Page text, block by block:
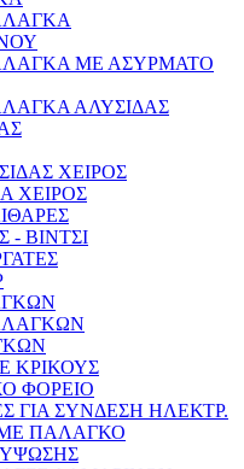
ΜΕ ΑΣΥΡΜΑΤΟ
ΑΛΥΣΙΔΑΣ
ΧΕΙΡΟΣ
ΧΕΙΡΟΣ
- ΒΙΝΤΣΙ
ΚΡΙΚΟΥΣ
ΦΟΡΕΙΟ
ΓΙΑ ΣΥΝΔΕΣΗ ΗΛΕΚΤΡ.
ΠΑΛΑΓΚΟ